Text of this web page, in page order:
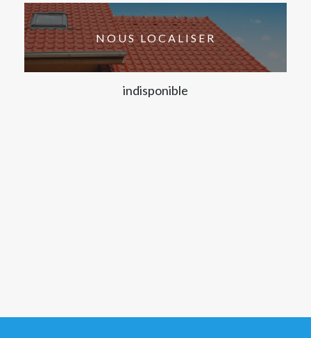
NOUS LOCALISER
indisponible